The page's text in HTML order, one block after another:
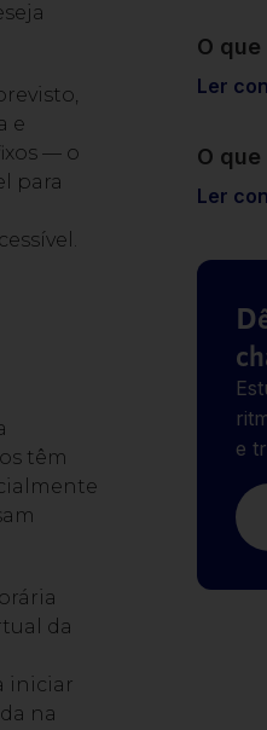
e
— o
para
têm
da
iniciar
na
O
Ler
O
Ler
e